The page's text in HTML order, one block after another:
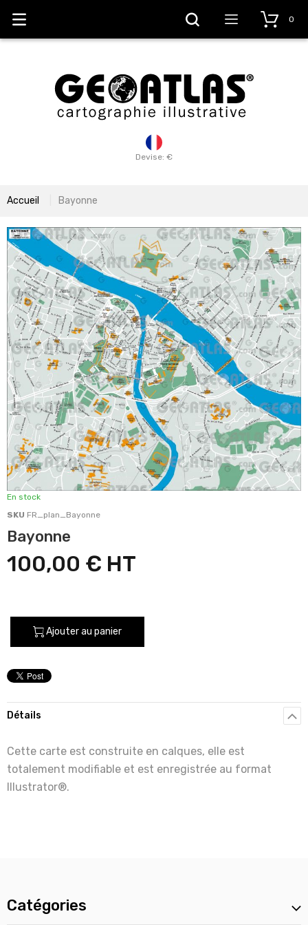
Devise: €
0
Accueil Bayonne
En stock
SKU FR_plan_Bayonne
Bayonne
100,00 €
Ajouter au panier
Détails
Cette carte est construite en calques, elle est
totalement modifiable et est enregistrée au format
Illustrator®.
Catégories